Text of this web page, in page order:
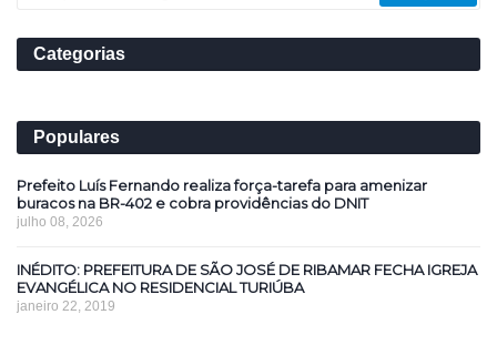
Categorias
Populares
Prefeito Luís Fernando realiza força-tarefa para amenizar
buracos na BR-402 e cobra providências do DNIT
julho 08, 2026
INÉDITO: PREFEITURA DE SÃO JOSÉ DE RIBAMAR FECHA IGREJA
EVANGÉLICA NO RESIDENCIAL TURIÚBA
janeiro 22, 2019